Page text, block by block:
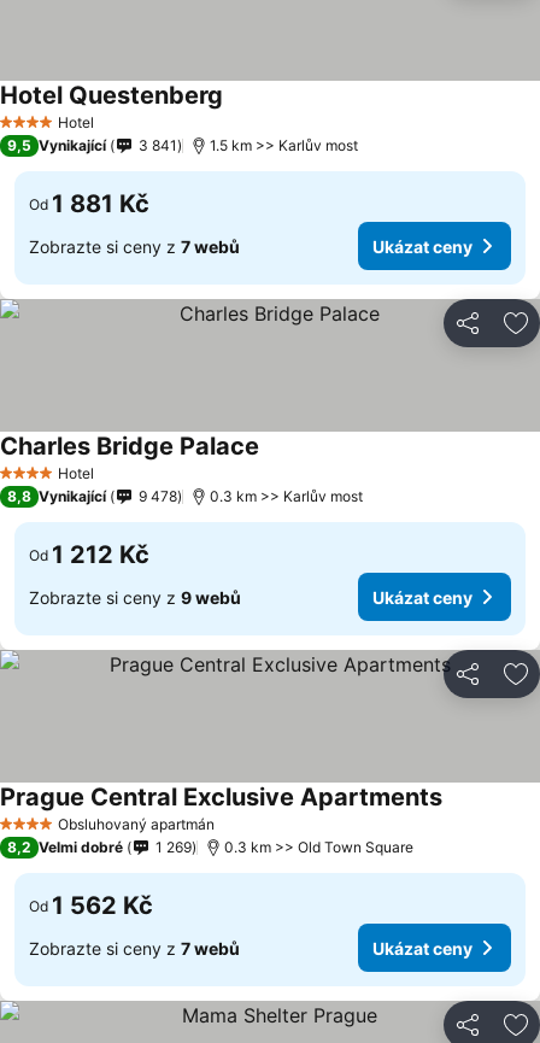
4 Počet hvězdiček
Hotel
Hotel Questenberg
9,5 Vynikající 3 841 1.5 km >> Karlův most
Od 1 881 Kč
Zobrazte si ceny z 7 webů Ukázat ceny
Sdílet
4 Počet hvězdiček
Hotel
Charles Bridge Palace
8,8 Vynikající 9 478 0.3 km >> Karlův most
Od 1 212 Kč
Zobrazte si ceny z 9 webů Ukázat ceny
Sdílet
4 Počet hvězdiček
Obsluhovaný apartmán
Prague Central Exclusive Apartments
8,2 Velmi dobré 1 269 0.3 km >> Old Town Square
Od 1 562 Kč
Zobrazte si ceny z 7 webů Ukázat ceny
Sdílet